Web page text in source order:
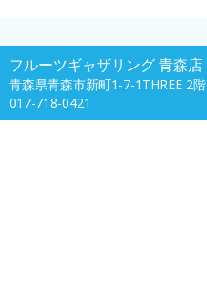
フルーツギャザリング 青森店
青森県青森市新町1-7-1THREE 2階
017-718-0421